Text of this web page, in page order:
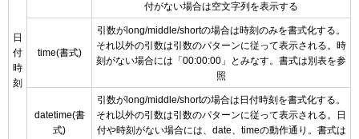
日
付
時
刻
付がない場合は空文字列を表示する
time(書式)
引数がlong/middle/shortの場合は時刻のみを書式化する。
それ以外の引数は引数のパターンに従って表示される。時
刻がない場合には「00:00:00」とみなす。書式は別表を参
照
datetime(書
式)
引数がlong/middle/shortの場合は日付時刻を書式化する。
それ以外の引数は引数のパターンに従って表示される。日
付や時刻がない場合には、date、timeの動作通り。書式は